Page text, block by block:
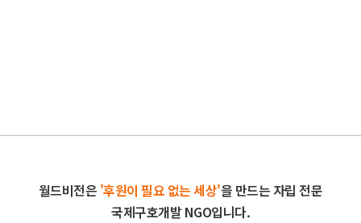
월드비전은 '후원이 필요 없는 세상'을 만드는 자립 전문
국제구호개발 NGO입니다.